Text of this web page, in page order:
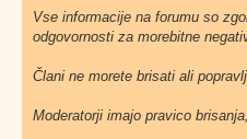
Vse informacije na forumu so
odgovornosti za morebitne
Člani ne morete brisati ali
Moderatorji imajo pravico